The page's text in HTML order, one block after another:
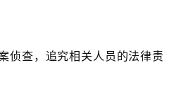
侦查，追究相关人员的法律责